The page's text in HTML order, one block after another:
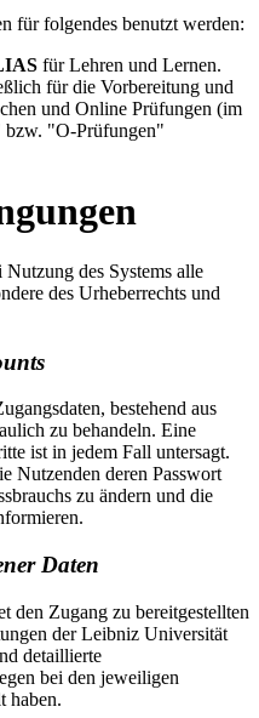
für folgendes benutzt werden:
für Lehren und Lernen.
für die Vorbereitung und
und Online Prüfungen (im
bzw. "O-Prüfungen"
des Systems alle
des Urheberrechts und
bestehend aus
zu behandeln. Eine
ist in jedem Fall untersagt.
Nutzenden deren Passwort
zu ändern und die
Daten
den Zugang zu bereitgestellten
der Leibniz Universität
detaillierte
bei den jeweiligen
haben.